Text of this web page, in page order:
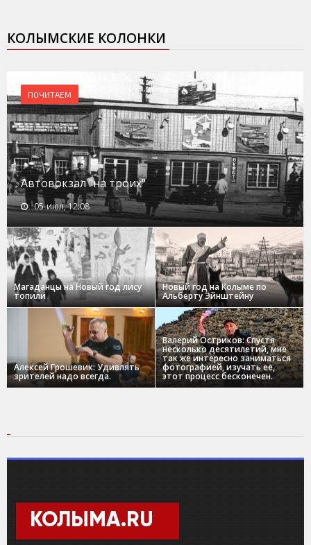
КОЛЫМСКИЕ КОЛОНКИ
ПОЧИТАЕМ
Автовокзал "на троих"
05-июл, 12:08
Магаданцы на Новый год лису
топили
Новый год на Колыме по
Альберту Эйнштейну
Алексей Грошевик: Удивлять
зрителей надо всегда.
Валерий Остриков: Спустя
несколько десятилетий, мне
так же интересно заниматься
фотографией, изучать ее,
этот процесс бесконечен.
КОЛЫМА.RU